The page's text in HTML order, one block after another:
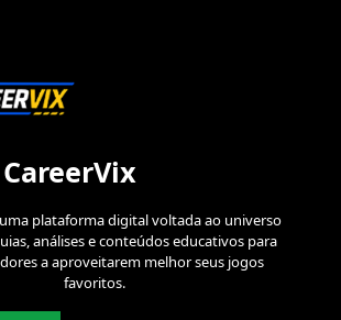
plataforma digital voltada ao universo
análises e conteúdos educativos para
a aproveitarem melhor seus jogos
favoritos.